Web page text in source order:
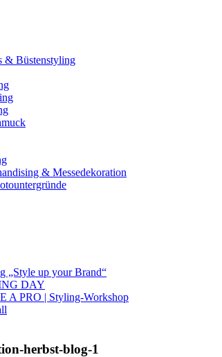
& Büstenstyling
& Messedekoration
„Style up your Brand“
DAY
A PRO | Styling-Workshop
herbst-blog-1